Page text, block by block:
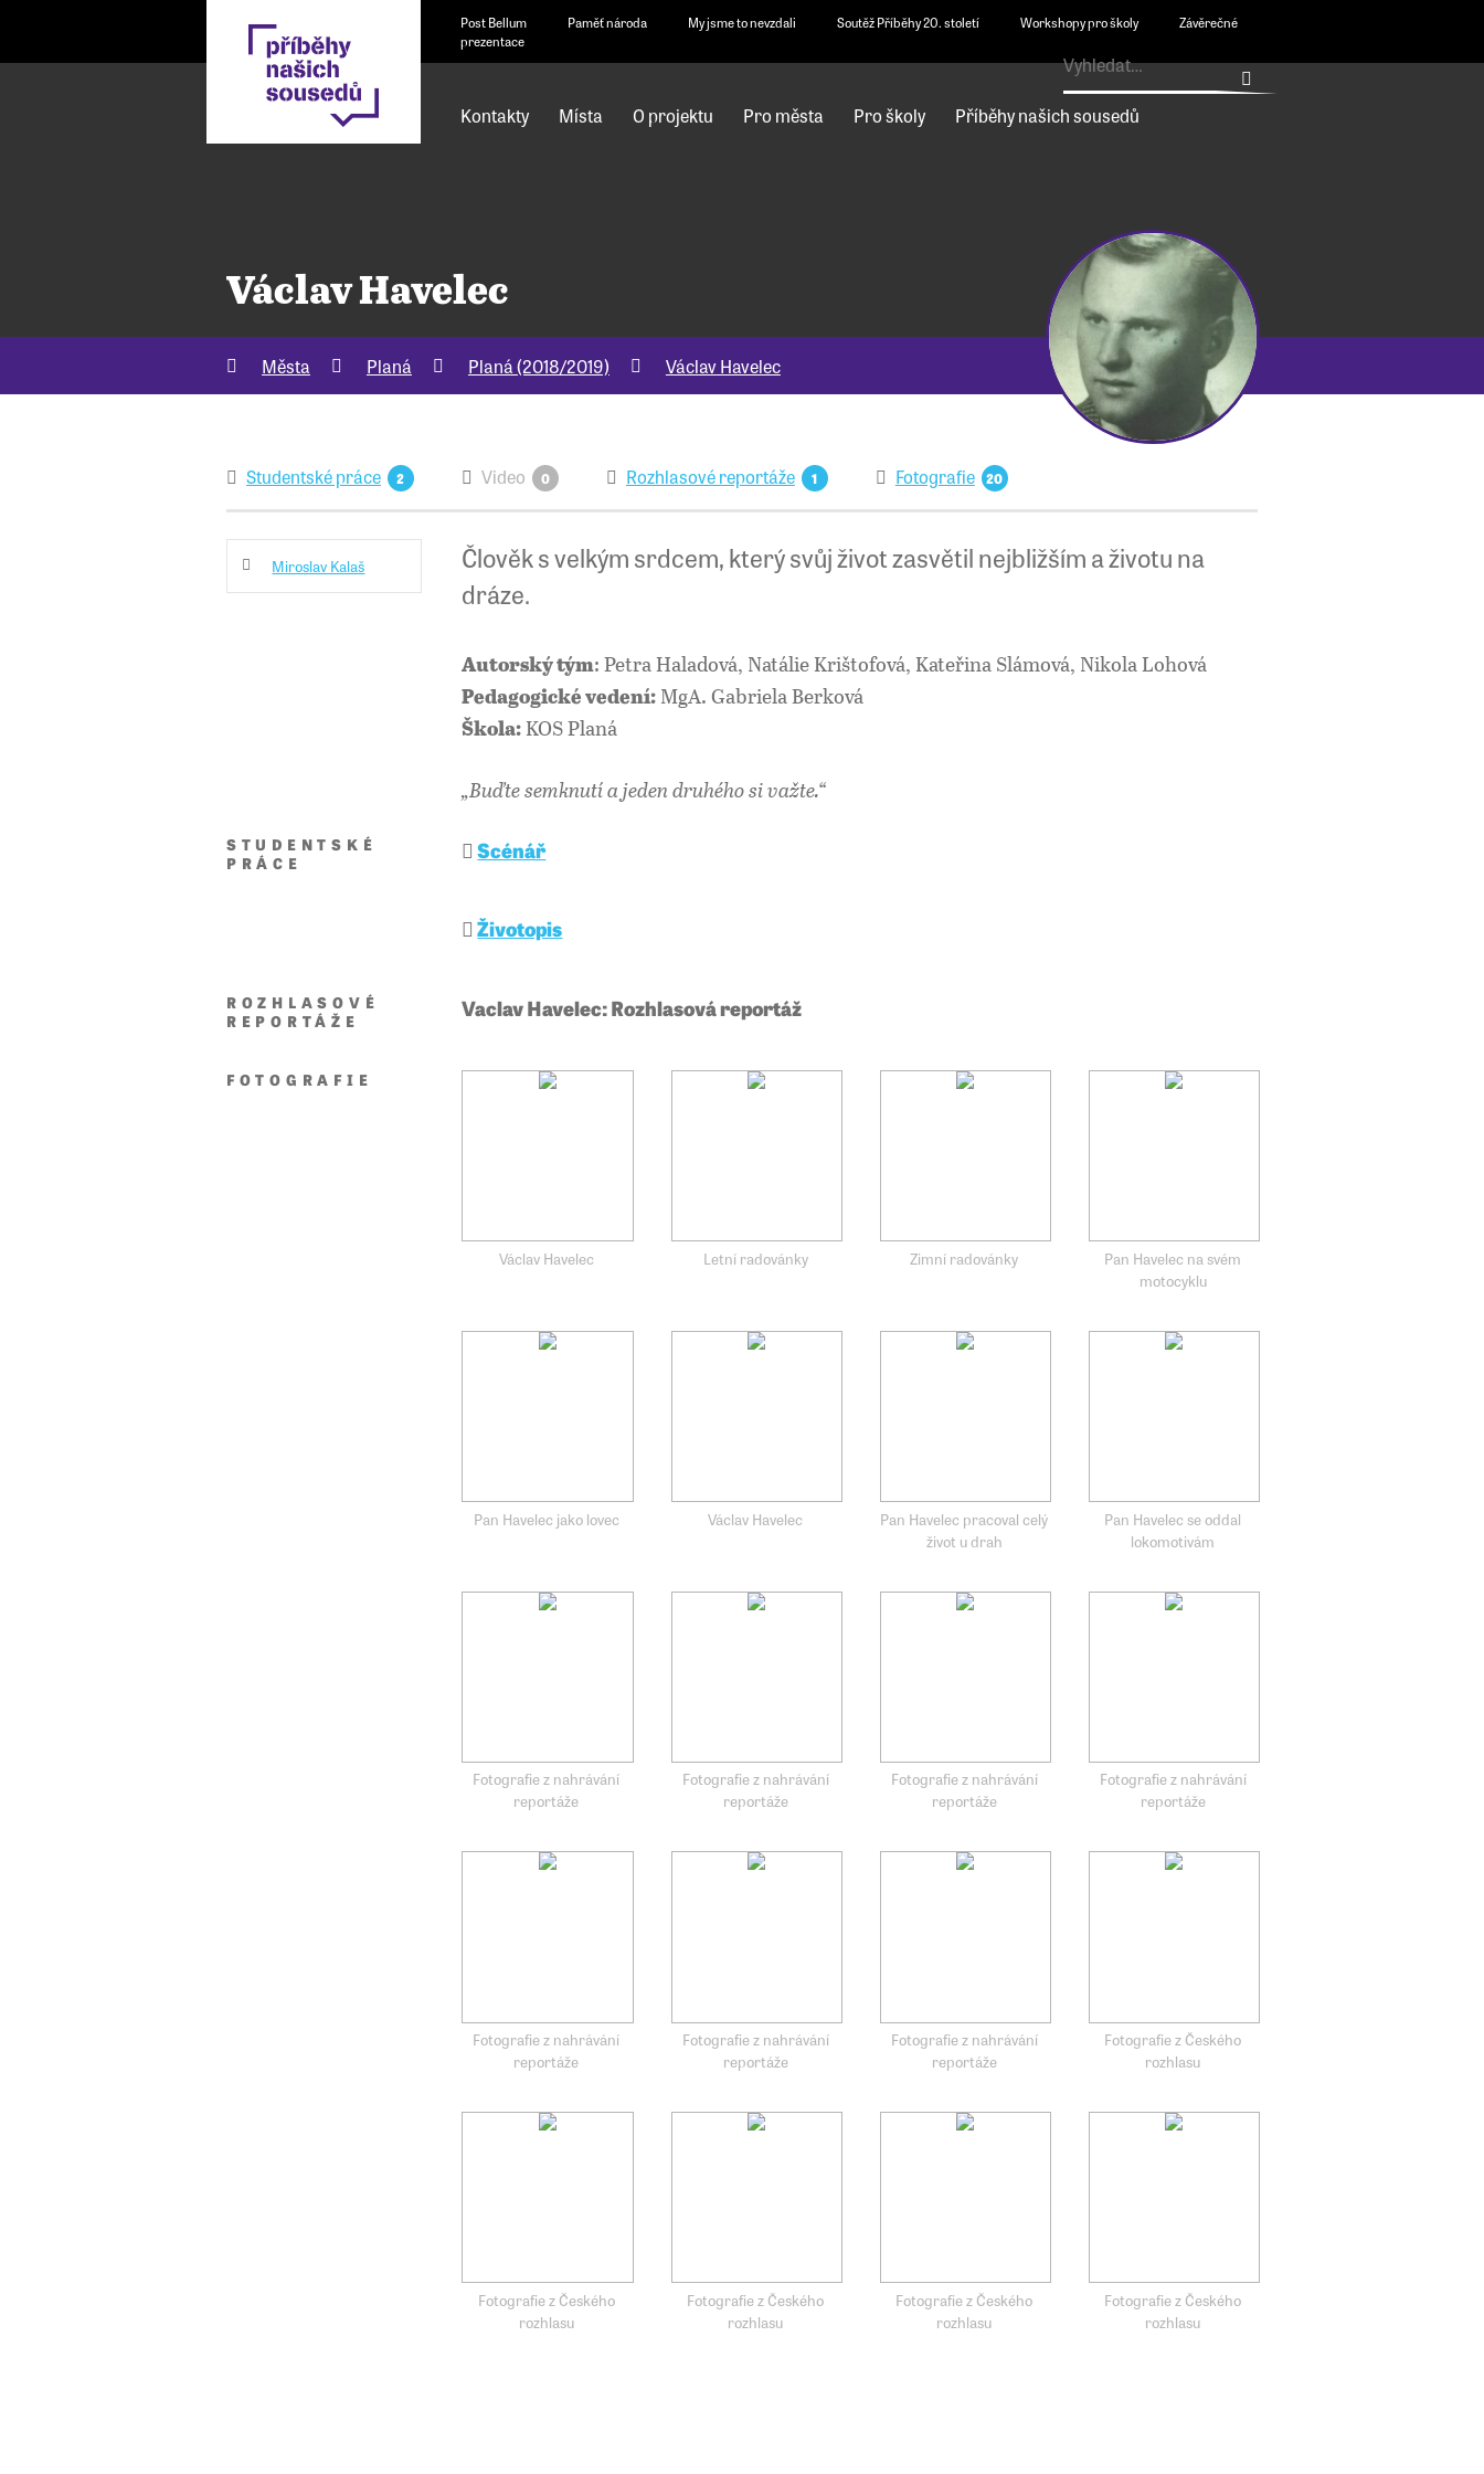
Post Bellum Paměť národa My jsme to nevzdali Soutěž Příběhy 20. století Workshopy pro školy
Závěrečné
prezentace
Kontakty Místa O projektu Pro města Pro školy Příběhy našich sousedů
Václav Havelec
Města Planá Planá (2018/2019) Václav Havelec
Studentské práce 2 Video 0 Rozhlasové reportáže 1 Fotografie 20
Miroslav Kalaš
Člověk s velkým srdcem, který svůj život zasvětil nejbližším a životu na
dráze.
Autorský tým: Petra Haladová, Natálie Krištofová, Kateřina Slámová, Nikola Lohová
Pedagogické vedení: MgA. Gabriela Berková
Škola: KOS Planá
„Buďte semknutí a jeden druhého si važte.“
STUDENTSKÉ
PRÁCE
Scénář
Životopis
ROZHLASOVÉ
REPORTÁŽE
Vaclav Havelec: Rozhlasová reportáž
FOTOGRAFIE
Václav Havelec Letní radovánky Zimní radovánky
Pan Havelec na svém
motocyklu
Pan Havelec jako lovec Václav Havelec
Pan Havelec pracoval celý
život u drah
Pan Havelec se oddal
lokomotivám
Fotografie z nahrávání
reportáže
Fotografie z nahrávání
reportáže
Fotografie z nahrávání
reportáže
Fotografie z nahrávání
reportáže
Fotografie z nahrávání
reportáže
Fotografie z nahrávání
reportáže
Fotografie z nahrávání
reportáže
Fotografie z Českého
rozhlasu
Fotografie z Českého
rozhlasu
Fotografie z Českého
rozhlasu
Fotografie z Českého
rozhlasu
Fotografie z Českého
rozhlasu